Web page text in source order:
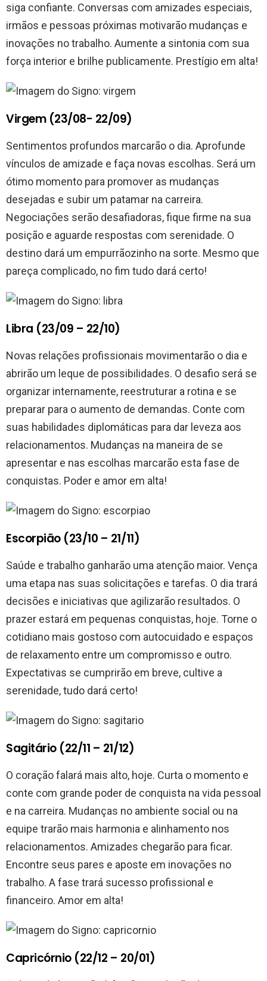
siga confiante. Conversas com amizades especiais,
irmãos e pessoas próximas motivarão mudanças e
inovações no trabalho. Aumente a sintonia com sua
força interior e brilhe publicamente. Prestígio em alta!
Virgem (23/08- 22/09)
Sentimentos profundos marcarão o dia. Aprofunde
vínculos de amizade e faça novas escolhas. Será um
ótimo momento para promover as mudanças
desejadas e subir um patamar na carreira.
Negociações serão desafiadoras, fique firme na sua
posição e aguarde respostas com serenidade. O
destino dará um empurrãozinho na sorte. Mesmo que
pareça complicado, no fim tudo dará certo!
Libra (23/09 – 22/10)
Novas relações profissionais movimentarão o dia e
abrirão um leque de possibilidades. O desafio será se
organizar internamente, reestruturar a rotina e se
preparar para o aumento de demandas. Conte com
suas habilidades diplomáticas para dar leveza aos
relacionamentos. Mudanças na maneira de se
apresentar e nas escolhas marcarão esta fase de
conquistas. Poder e amor em alta!
Escorpião (23/10 – 21/11)
Saúde e trabalho ganharão uma atenção maior. Vença
uma etapa nas suas solicitações e tarefas. O dia trará
decisões e iniciativas que agilizarão resultados. O
prazer estará em pequenas conquistas, hoje. Torne o
cotidiano mais gostoso com autocuidado e espaços
de relaxamento entre um compromisso e outro.
Expectativas se cumprirão em breve, cultive a
serenidade, tudo dará certo!
Sagitário (22/11 – 21/12)
O coração falará mais alto, hoje. Curta o momento e
conte com grande poder de conquista na vida pessoal
e na carreira. Mudanças no ambiente social ou na
equipe trarão mais harmonia e alinhamento nos
relacionamentos. Amizades chegarão para ficar.
Encontre seus pares e aposte em inovações no
trabalho. A fase trará sucesso profissional e
financeiro. Amor em alta!
Capricórnio (22/12 – 20/01)